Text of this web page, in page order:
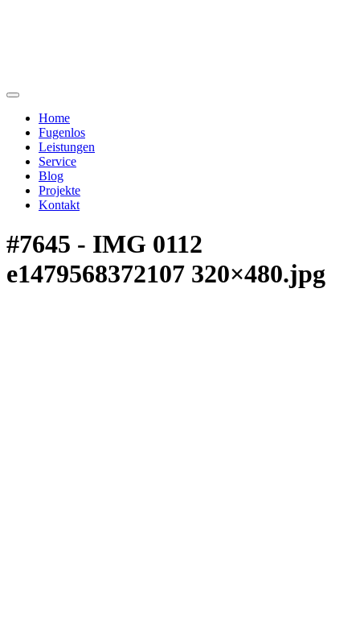
Home
Fugenlos
Leistungen
Service
Blog
Projekte
Kontakt
#7645 - IMG 0112
e1479568372107 320×480.jpg